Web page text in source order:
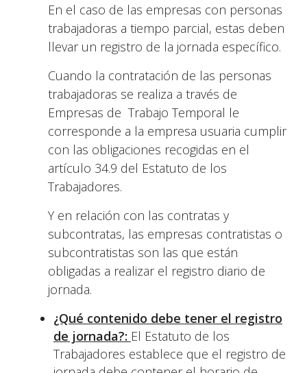
En el caso de las empresas con personas
trabajadoras a tiempo parcial, estas deben
llevar un registro de la jornada específico.
Cuando la contratación de las personas
trabajadoras se realiza a través de
Empresas de Trabajo Temporal le
corresponde a la empresa usuaria cumplir
con las obligaciones recogidas en el
artículo 34.9 del Estatuto de los
Trabajadores.
Y en relación con las contratas y
subcontratas, las empresas contratistas o
subcontratistas son las que están
obligadas a realizar el registro diario de
jornada.
¿Qué contenido debe tener el registro
de jornada?: El Estatuto de los
Trabajadores establece que el registro de